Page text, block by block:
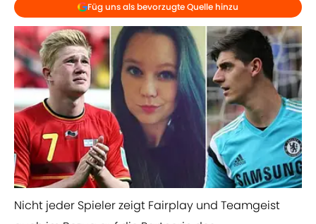
Füg uns als bevorzugte Quelle hinzu
​Nicht jeder Spieler zeigt Fairplay und Teamgeist